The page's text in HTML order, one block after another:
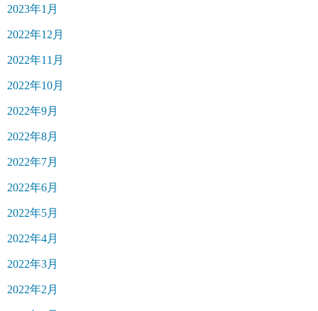
2023年1月
2022年12月
2022年11月
2022年10月
2022年9月
2022年8月
2022年7月
2022年6月
2022年5月
2022年4月
2022年3月
2022年2月